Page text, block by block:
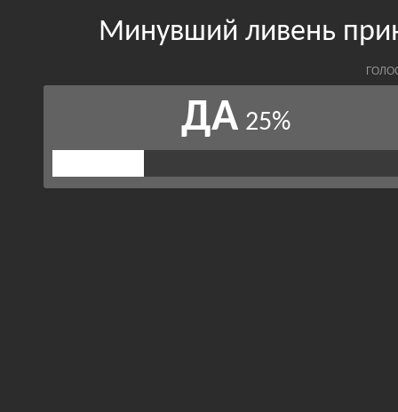
Минувший ливень
ДА 25%